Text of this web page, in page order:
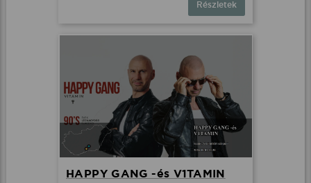
Részletek
HAPPY GANG -és V1TAMIN